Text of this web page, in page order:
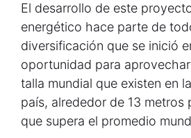
El desarrollo de este
energético hace parte de
diversificación que se inició
oportunidad para
talla mundial que existen en
país, alrededor de 13 metros
que supera el promedio